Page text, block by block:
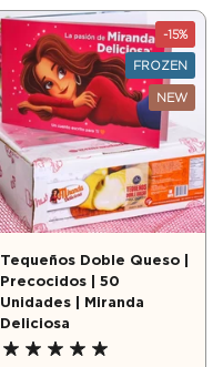
Tequeños Doble Queso |
Precocidos | 50
Unidades | Miranda
Deliciosa
-15%
FROZEN
NEW